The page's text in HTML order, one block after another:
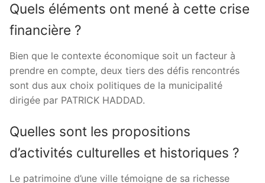
Quels éléments ont mené à cette crise
financière ?
Bien que le contexte économique soit un facteur à
prendre en compte, deux tiers des défis rencontrés
sont dus aux choix politiques de la municipalité
dirigée par PATRICK HADDAD.
Quelles sont les propositions
d’activités culturelles et historiques ?
Le patrimoine d’une ville témoigne de sa richesse